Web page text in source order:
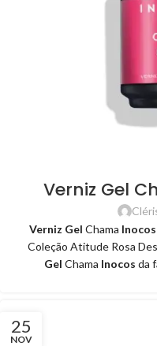
Verniz Gel
Verniz Gel Chama
Coleção Atitude Rosa
Gel Chama Inocos da
25
NOV